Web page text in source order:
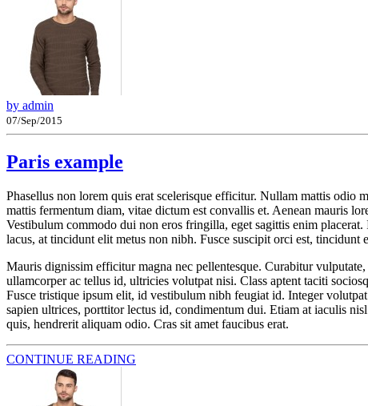
by admin
07/Sep/2015
Paris example
Phasellus non lorem quis erat scelerisque efficitur. Nullam mattis odio
mattis fermentum diam, vitae dictum est convallis et. Aenean mauris
Vestibulum commodo dui non eros fringilla, eget sagittis enim
lacus, at tincidunt elit metus non nibh. Fusce suscipit orci est,
Mauris dignissim efficitur magna nec pellentesque. Curabitur
ullamcorper ac tellus id, ultricies volutpat nisi. Class aptent taciti
Fusce tristique ipsum elit, id vestibulum nibh feugiat id. Integer
sapien ultrices, porttitor lectus id, condimentum dui. Etiam at iaculis
quis, hendrerit aliquam odio. Cras sit amet faucibus erat.
CONTINUE READING